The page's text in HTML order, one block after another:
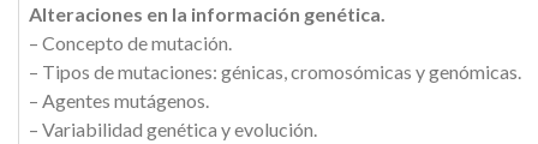
Alteraciones en la información genética.
– Concepto de mutación.
– Tipos de mutaciones: génicas, cromosómicas y genómicas.
– Agentes mutágenos.
– Variabilidad genética y evolución.